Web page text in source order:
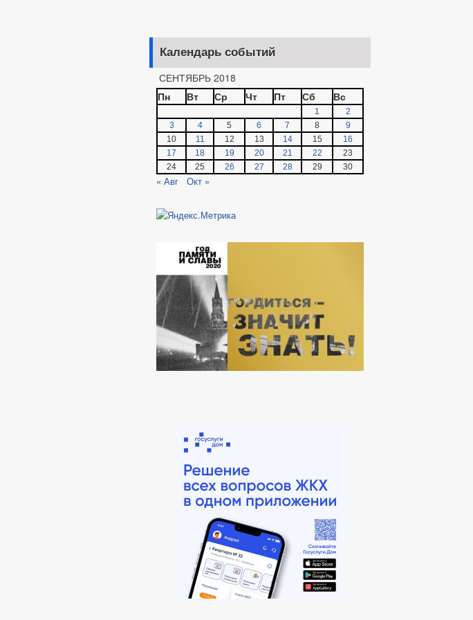
Календарь событий
СЕНТЯБРЬ 2018
Пн
Вт Ср Чт Пт Сб Вс
1
2
3
4 5 6 7 8
9
10
11 12 13 14 15
16
17
18 19 20 21 22
23
24
25 26 27 28 29 30
« Авг Окт »